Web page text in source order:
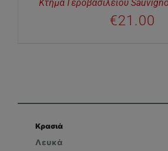
Κτήμα Γεροβασιλείου
€21.00
Κρασιά
Λευκά